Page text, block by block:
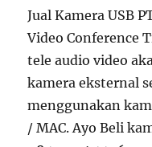
Jual Kamera USB
Video Conference
tele audio video
kamera eksternal
menggunakan
/ MAC. Ayo Beli